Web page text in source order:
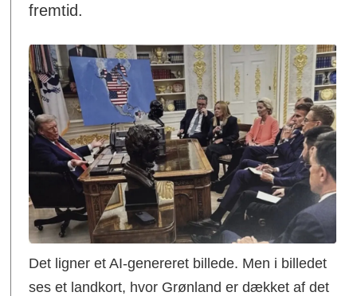
fremtid.
Det ligner et AI-genereret billede. Men i billedet
ses et landkort, hvor Grønland er dækket af det